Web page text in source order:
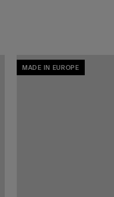
MADE IN EUROPE